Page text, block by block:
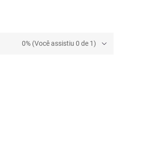
0% (Você assistiu 0 de 1)